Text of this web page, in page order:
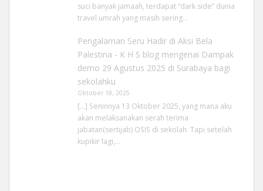
suci banyak jamaah, terdapat “dark side” dunia
travel umrah yang masih sering…
Pengalaman Seru Hadir di Aksi Bela
Palestina - K H S blogmengenai Dampak
demo 29 Agustus 2025 di Surabaya bagi
sekolahku
Oktober 18, 2025
[…] Seninnya 13 Oktober 2025, yang mana aku
akan melaksanakan serah terima
jabatan(sertijab) OSIS di sekolah. Tapi setelah
kupikir lagi,…